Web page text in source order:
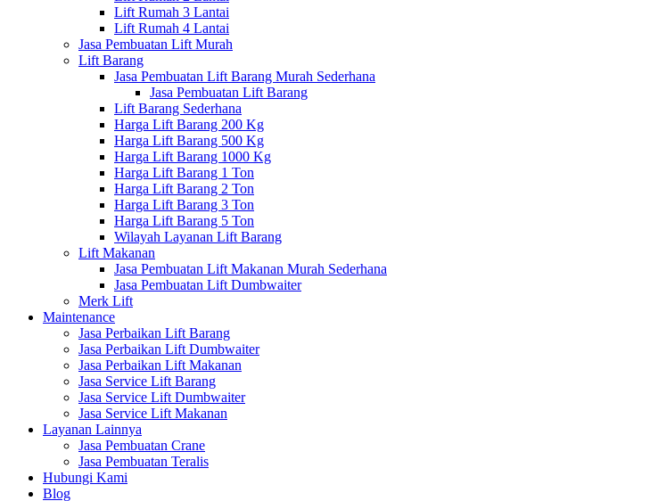
Lift Rumah 3 Lantai
Lift Rumah 4 Lantai
Jasa Pembuatan Lift Murah
Lift Barang
Jasa Pembuatan Lift Barang Murah Sederhana
Jasa Pembuatan Lift Barang
Lift Barang Sederhana
Harga Lift Barang 200 Kg
Harga Lift Barang 500 Kg
Harga Lift Barang 1000 Kg
Harga Lift Barang 1 Ton
Harga Lift Barang 2 Ton
Harga Lift Barang 3 Ton
Harga Lift Barang 5 Ton
Wilayah Layanan Lift Barang
Lift Makanan
Jasa Pembuatan Lift Makanan Murah Sederhana
Jasa Pembuatan Lift Dumbwaiter
Merk Lift
Maintenance
Jasa Perbaikan Lift Barang
Jasa Perbaikan Lift Dumbwaiter
Jasa Perbaikan Lift Makanan
Jasa Service Lift Barang
Jasa Service Lift Dumbwaiter
Jasa Service Lift Makanan
Layanan Lainnya
Jasa Pembuatan Crane
Jasa Pembuatan Teralis
Hubungi Kami
Blog